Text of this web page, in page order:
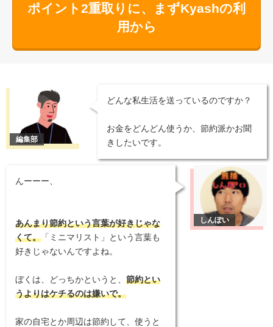
ポイント2重取りに、まずKyashの利
用から
どんな私生活を送っているのですか？
お金をどんどん使うか、節約派かお聞
きしたいです。
んーーー、
あんまり節約という言葉が好きじゃな
くて。 「ミニマリスト」という言葉も
好きじゃないんですよね。
ぼくは、どっちかというと、 節約とい
うよりはケチるのは嫌いで。
家の自宅とか周辺は節約して、使うと